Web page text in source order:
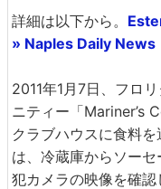
詳細は以下から。
» Naples Daily News
2011年1月7日、フロリ
ニティー「Mariner’s
クラブハウスに食料
は、冷蔵庫からソー
犯カメラの映像を確認